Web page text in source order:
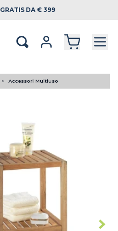
GRATIS DA € 399
Accessori Multiuso